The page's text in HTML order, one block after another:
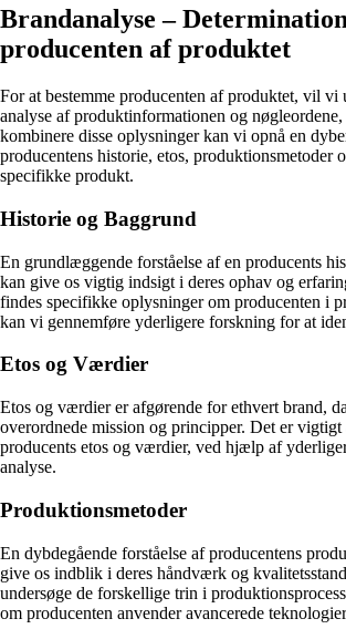
Brandanalyse –
producenten af produktet
For at bestemme producenten af produktet, vil vi
analyse af produktinformationen og
kombinere disse oplysninger kan vi opnå en
producentens historie, etos, produktionsmetoder
specifikke produkt.
Historie og Baggrund
En grundlæggende forståelse af en producents
kan give os vigtig indsigt i deres ophav og
findes specifikke oplysninger om producenten i
kan vi gennemføre yderligere forskning for at
Etos og Værdier
Etos og værdier er afgørende for ethvert brand,
overordnede mission og principper. Det er
producents etos og værdier, ved hjælp af
analyse.
Produktionsmetoder
En dybdegående forståelse af producentens
give os indblik i deres håndværk og
undersøge de forskellige trin i
om producenten anvender avancerede